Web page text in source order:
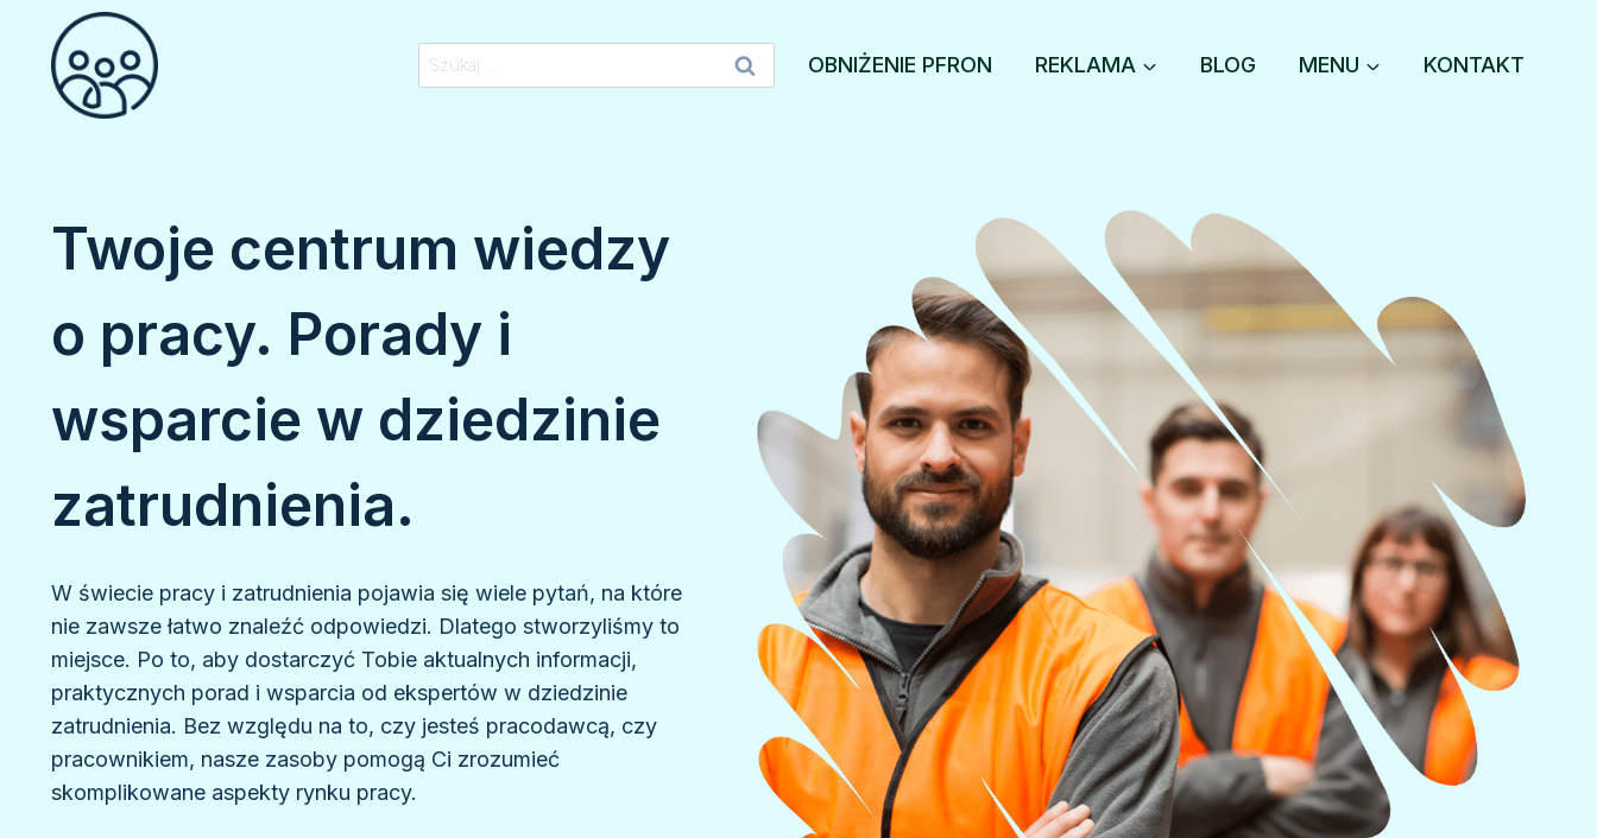
treści
Szukaj: OBNIŻENIE PFRON REKLAMA BLOG MENU KONTAKT
Twoje centrum wiedzy
o pracy. Porady i
wsparcie w dziedzinie
zatrudnienia.
W świecie pracy i zatrudnienia pojawia się wiele pytań, na które
nie zawsze łatwo znaleźć odpowiedzi. Dlatego stworzyliśmy to
miejsce. Po to, aby dostarczyć Tobie aktualnych informacji,
praktycznych porad i wsparcia od ekspertów w dziedzinie
zatrudnienia. Bez względu na to, czy jesteś pracodawcą, czy
pracownikiem, nasze zasoby pomogą Ci zrozumieć
skomplikowane aspekty rynku pracy.